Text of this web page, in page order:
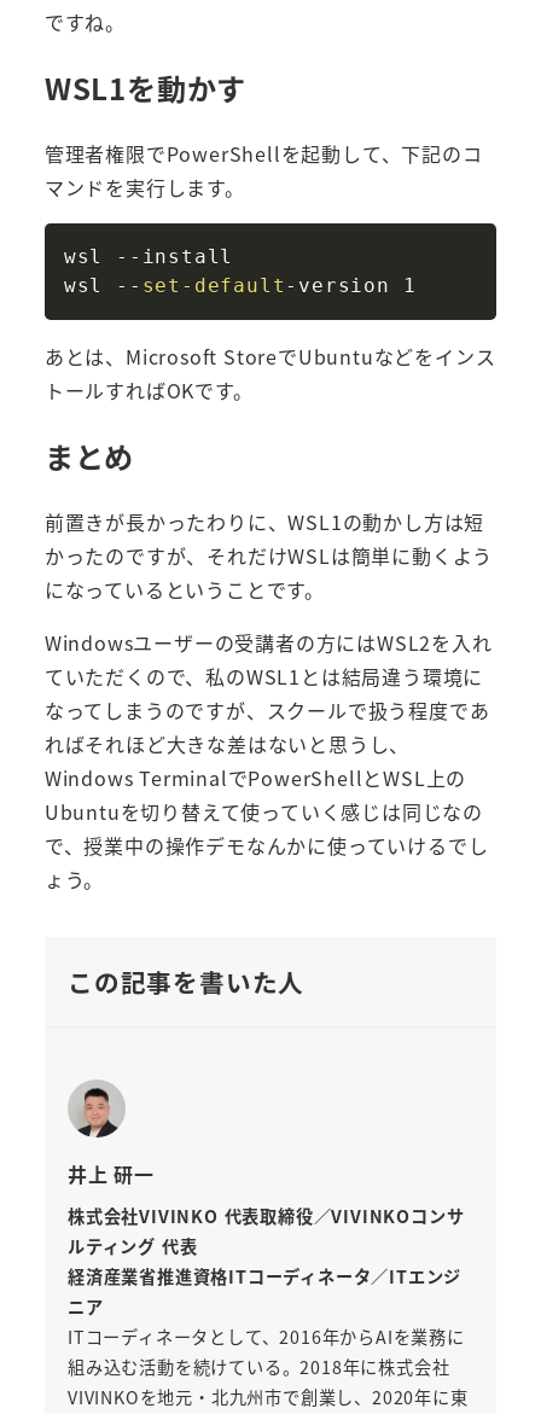
ですね。
WSL1を動かす
管理者権限でPowerShellを起動して、下記のコ
マンドを実行します。
wsl -- install
wsl
-- set-default -
あとは、Microsoft StoreでUbuntuなどをインス
トールすればOKです。
まとめ
前置きが長かったわりに、WSL1の動かし方は短
かったのですが、それだけWSLは簡単に動くよう
になっているということです。
Windowsユーザーの受講者の方にはWSL2を入れ
ていただくので、私のWSL1とは結局違う環境に
なってしまうのですが、スクールで扱う程度であ
ればそれほど大きな差はないと思うし、
Windows TerminalでPowerShellとWSL上の
Ubuntuを切り替えて使っていく感じは同じなの
で、授業中の操作デモなんかに使っていけるでし
ょう。
この記事を書いた人
井上 研一
株式会社VIVINKO 代表取締役／VIVINKOコンサ
ルティング 代表
経済産業省推進資格ITコーディネータ／ITエンジ
ニア
ITコーディネータとして、2016年からAIを業務に
組み込む活動を続けている。2018年に株式会社
VIVINKOを地元・北九州市で創業し、2020年に東